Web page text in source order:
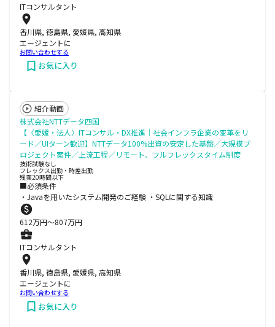
ITコンサルタント
香川県, 徳島県, 愛媛県, 高知県
エージェントに
お問い合わせする
お気に入り
紹介動画
株式会社NTTデータ四国
【〈愛媛・法人〉ITコンサル・DX推進│社会インフラ企業の変革をリ
ード／UIターン歓迎】NTTデータ100%出資の安定した基盤／大規模プ
ロジェクト案件／上流工程／リモート、フルフレックスタイム制度
技術試験なし
フレックス出勤・時差出勤
残業20時間以下
■必須条件
・Javaを用いたシステム開発のご経験 ・SQLに関する知識
612万円〜807万円
ITコンサルタント
香川県, 徳島県, 愛媛県, 高知県
エージェントに
お問い合わせする
お気に入り